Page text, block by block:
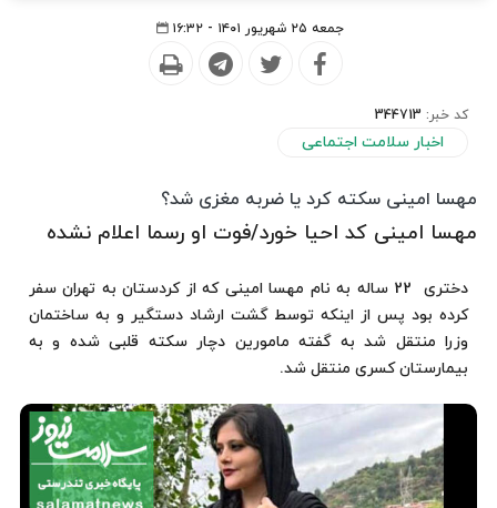
جمعه ۲۵ شهریور ۱۴۰۱ - ۱۶:۳۲
کد خبر: 344713
اخبار سلامت اجتماعی
مهسا امینی سکته کرد یا ضربه مغزی شد؟
مهسا امینی کد احیا خورد/فوت او رسما اعلام نشده
دختری 22 ساله به نام مهسا امینی که از کردستان به تهران سفر
کرده بود پس از اینکه توسط گشت ارشاد دستگیر و به ساختمان
وزرا منتقل شد به گفته مامورین دچار سکته قلبی شده و به
بیمارستان کسری منتقل شد.